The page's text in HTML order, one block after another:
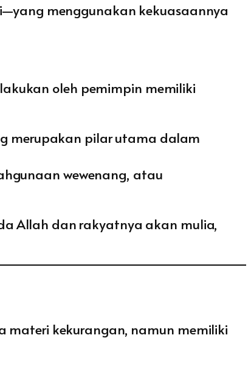
menggunakan kekuasaannya
oleh pemimpin memiliki
merupakan pilar utama dalam
wewenang, atau
Allah dan rakyatnya akan mulia,
materi kekurangan, namun memiliki